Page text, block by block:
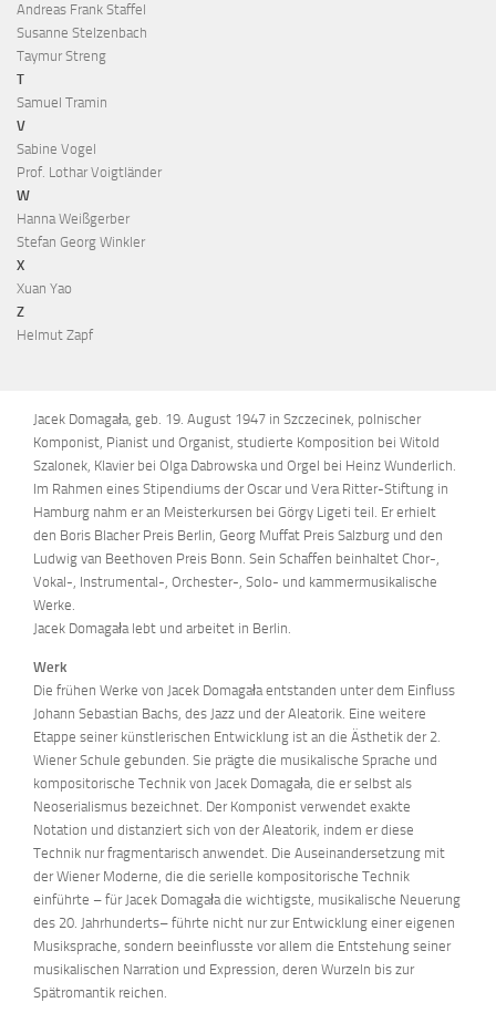
Jacek Domagała, geb. 19. August 1947 in Szczecinek, polnischer
Komponist, Pianist und Organist, studierte Komposition bei Witold
Szalonek, Klavier bei Olga Dabrowska und Orgel bei Heinz Wunderlich.
Im Rahmen eines Stipendiums der Oscar und Vera Ritter-Stiftung in
Hamburg nahm er an Meisterkursen bei Görgy Ligeti teil. Er erhielt
den Boris Blacher Preis Berlin, Georg Muffat Preis Salzburg und den
Ludwig van Beethoven Preis Bonn. Sein Schaffen beinhaltet Chor-,
Vokal-, Instrumental-, Orchester-, Solo- und kammermusikalische
Werke.
Jacek Domagała lebt und arbeitet in Berlin.
Werk
Die frühen Werke von Jacek Domagała entstanden unter dem Einfluss
Johann Sebastian Bachs, des Jazz und der Aleatorik. Eine weitere
Etappe seiner künstlerischen Entwicklung ist an die Ästhetik der 2.
Wiener Schule gebunden. Sie prägte die musikalische Sprache und
kompositorische Technik von Jacek Domagała, die er selbst als
Neoserialismus bezeichnet. Der Komponist verwendet exakte
Notation und distanziert sich von der Aleatorik, indem er diese
Technik nur fragmentarisch anwendet. Die Auseinandersetzung mit
der Wiener Moderne, die die serielle kompositorische Technik
einführte – für Jacek Domagała die wichtigste, musikalische Neuerung
des 20. Jahrhunderts– führte nicht nur zur Entwicklung einer eigenen
Musiksprache, sondern beeinflusste vor allem die Entstehung seiner
musikalischen Narration und Expression, deren Wurzeln bis zur
Spätromantik reichen.
Andreas Frank Staffel
Susanne Stelzenbach
Taymur Streng
T
Samuel Tramin
V
Sabine Vogel
Prof. Lothar Voigtländer
W
Hanna Weißgerber
Stefan Georg Winkler
X
Xuan Yao
Z
Helmut Zapf